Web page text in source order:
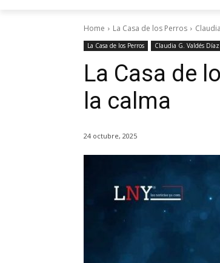
Home La Casa de los Perros
La Casa de los Perros Claudia G. Valdés Díaz
La Casa de
la calma
24 octubre, 2025